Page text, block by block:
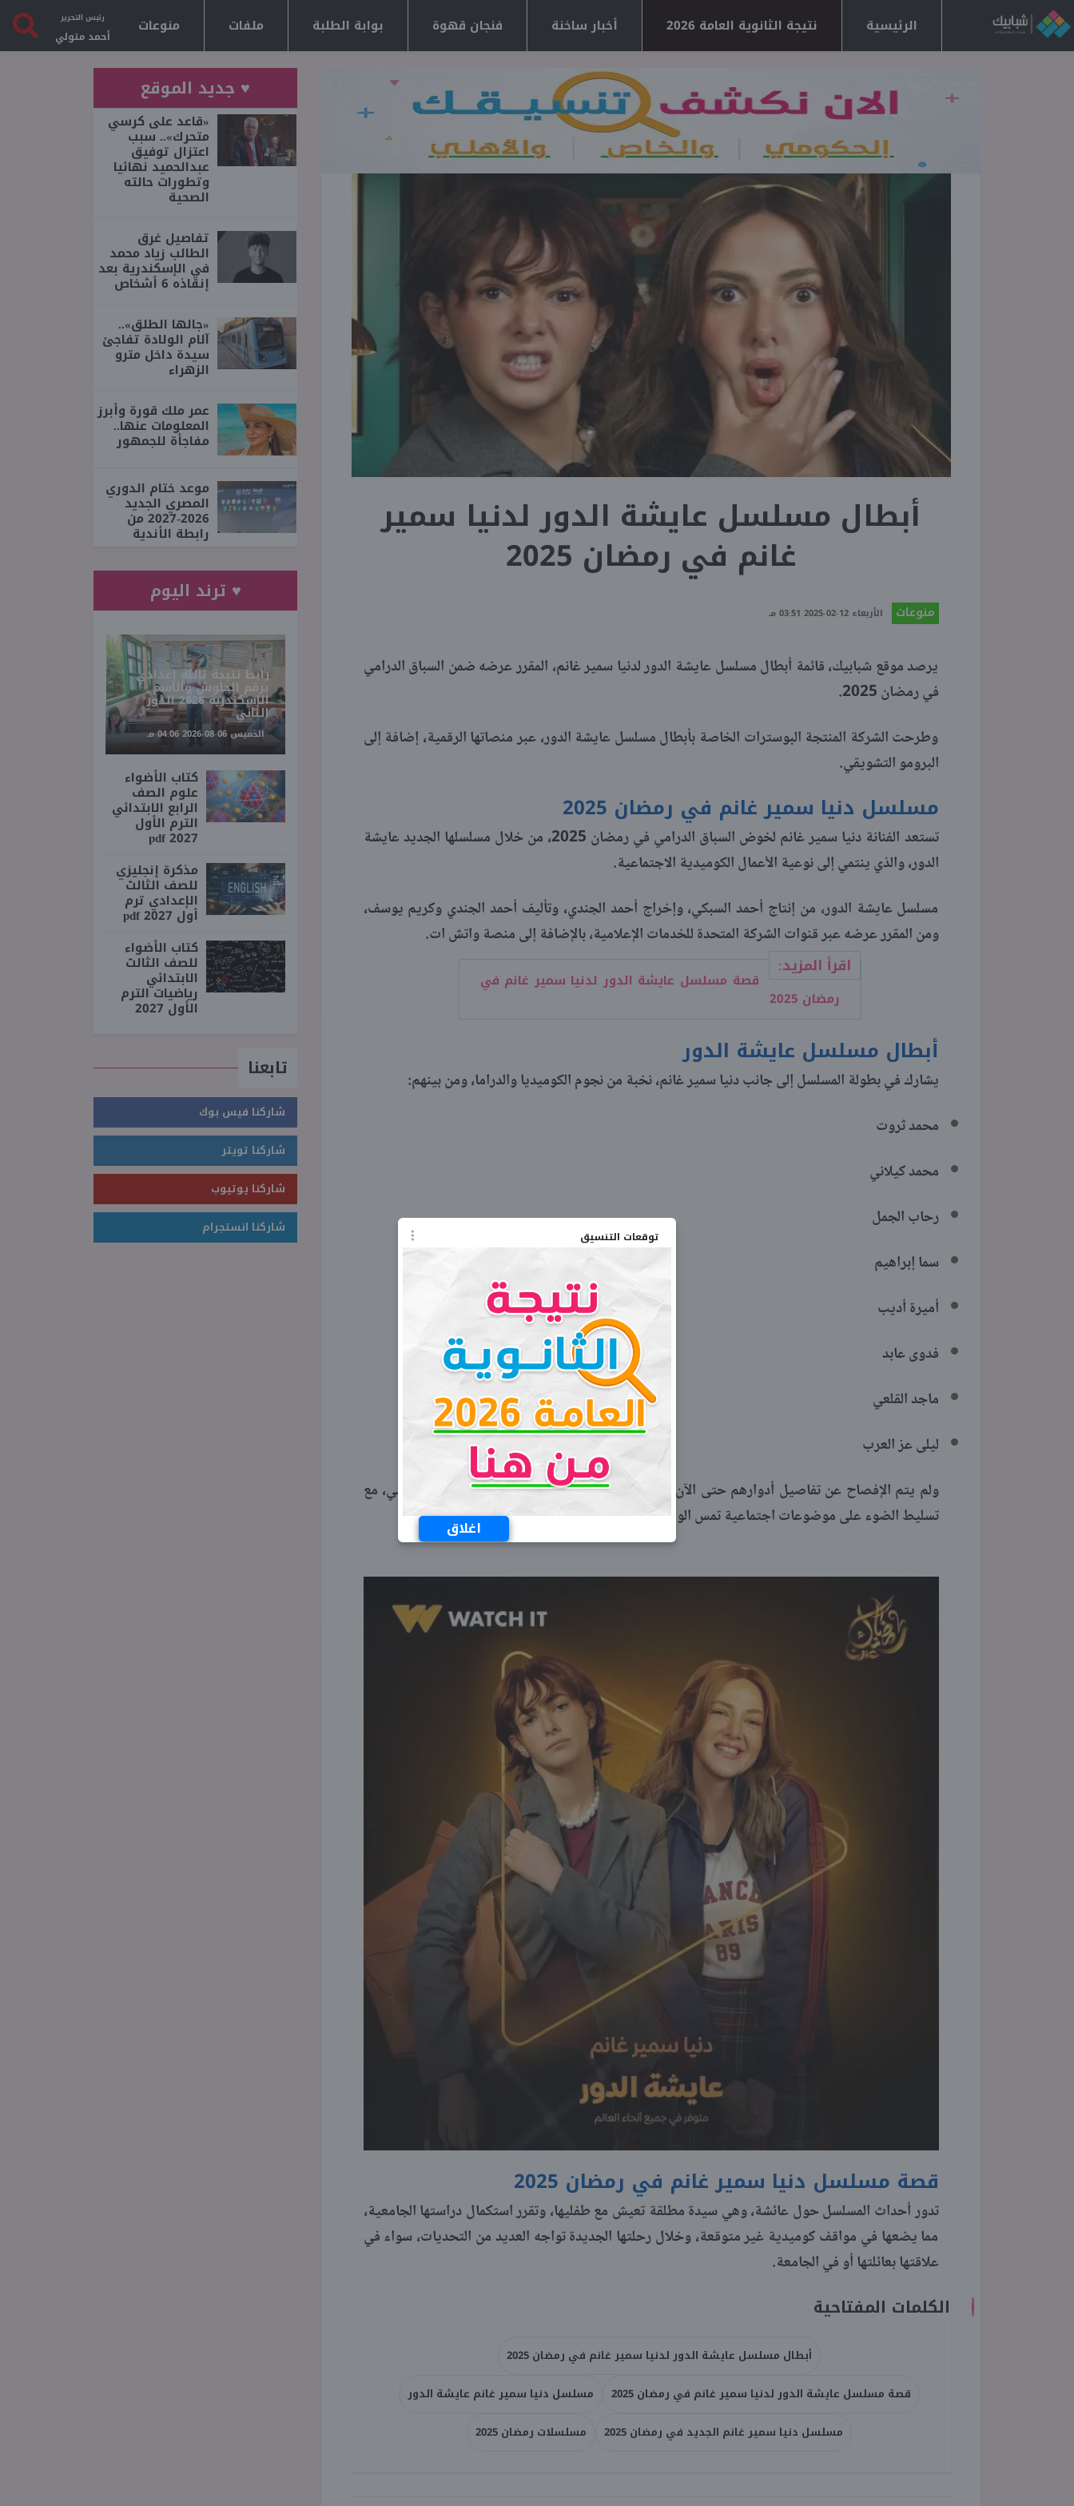
توقعات التنسيق
اغلاق
الرئيسية نتيجة الثانوية العامة 2026 أخبار ساخنة فنجان قهوة بوابة الطلبة ملفات منوعات رئيس التحرير
أحمد متولي
أبطال مسلسل عايشة الدور لدنيا سمير
غانم في رمضان 2025
منوعات الأربعاء 12-02-2025 03:51 مـ
يرصد موقع شبابيك، قائمة أبطال مسلسل عايشة الدور لدنيا سمير غانم، المقرر عرضه ضمن السباق الدرامي
في رمضان 2025.
وطرحت الشركة المنتجة البوسترات الخاصة بأبطال مسلسل عايشة الدور، عبر منصاتها الرقمية، إضافة إلى
البرومو التشويقي.
مسلسل دنيا سمير غانم في رمضان 2025
تستعد الفنانة دنيا سمير غانم لخوض السباق الدرامي في رمضان 2025، من خلال مسلسلها الجديد عايشة
الدور، والذي ينتمي إلى نوعية الأعمال الكوميدية الاجتماعية.
مسلسل عايشة الدور، من إنتاج أحمد السبكي، وإخراج أحمد الجندي، وتأليف أحمد الجندي وكريم يوسف،
ومن المقرر عرضه عبر قنوات الشركة المتحدة للخدمات الإعلامية، بالإضافة إلى منصة واتش ات.
اقرأ المزيد:
قصة مسلسل عايشة الدور لدنيا سمير غانم في
رمضان 2025
أبطال مسلسل عايشة الدور
يشارك في بطولة المسلسل إلى جانب دنيا سمير غانم، نخبة من نجوم الكوميديا والدراما، ومن بينهم:
محمد ثروت
محمد كيلاني
رحاب الجمل
سما إبراهيم
أميرة أديب
فدوى عابد
ماجد القلعي
ليلى عز العرب
ولم يتم الإفصاح عن تفاصيل أدوارهم حتى الآن، إلا أن العمل يجمع بين الطابع الكوميدي والرومانسي، مع
تسليط الضوء على موضوعات اجتماعية تمس الواقع اليومي للمشاهدين.
قصة مسلسل دنيا سمير غانم في رمضان 2025
تدور أحداث المسلسل حول عائشة، وهي سيدة مطلقة تعيش مع طفليها، وتقرر استكمال دراستها الجامعية،
مما يضعها في مواقف كوميدية غير متوقعة، وخلال رحلتها الجديدة تواجه العديد من التحديات، سواء في
علاقتها بعائلتها أو في الجامعة.
الكلمات المفتاحية
أبطال مسلسل عايشة الدور لدنيا سمير غانم في رمضان 2025
قصة مسلسل عايشة الدور لدنيا سمير غانم في رمضان 2025
مسلسل دنيا سمير غانم عايشة الدور
مسلسل دنيا سمير غانم الجديد في رمضان 2025
مسلسلات رمضان 2025
♥ جديد الموقع
«قاعد على كرسي
متحرك».. سبب
اعتزال توفيق
عبدالحميد نهائيا
وتطورات حالته
الصحية
تفاصيل غرق
الطالب زياد محمد
في الإسكندرية بعد
إنقاذه 6 أشخاص
«جالها الطلق»..
آلام الولادة تفاجئ
سيدة داخل مترو
الزهراء
عمر ملك قورة وأبرز
المعلومات عنها..
مفاجأة للجمهور
موعد ختام الدوري
المصري الجديد
2026-2027 من
رابطة الأندية
♥ ترند اليوم
رابط نتيجة ثالثة إعدادي
برقم الجلوس والاسم
الإسكندرية 2026 الدور
الثاني
الخميس 06-08-2026 04:06 مـ
كتاب الأضواء
علوم الصف
الرابع الابتدائي
الترم الأول
2027 pdf
مذكرة إنجليزي
للصف الثالث
الإعدادي ترم
أول 2027 pdf
كتاب الأضواء
للصف الثالث
الابتدائي
رياضيات الترم
الأول 2027
تابعنا
شاركنا فيس بوك
شاركنا تويتر
شاركنا يوتيوب
شاركنا انستجرام